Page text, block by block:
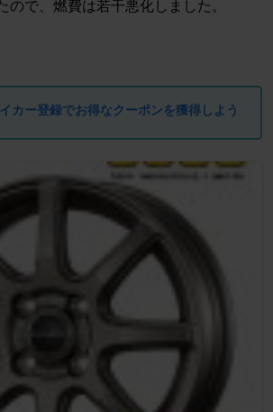
ので、燃費は若干悪化しました。
カー登録でお得なクーポンを獲得しよう